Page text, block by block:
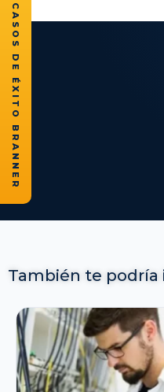
También te podría
★ CASOS DE ÉXITO BRANNER